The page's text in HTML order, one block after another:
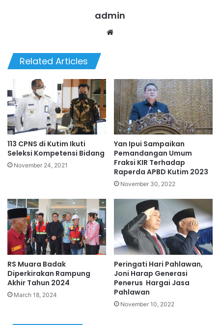
admin
Related Articles
113 CPNS di Kutim Ikuti
Seleksi Kompetensi Bidang
November 24, 2021
Yan Ipui Sampaikan
Pemandangan Umum
Fraksi KIR Terhadap
Raperda APBD Kutim 2023
November 30, 2022
RS Muara Badak
Diperkirakan Rampung
Akhir Tahun 2024
March 18, 2024
Peringati Hari Pahlawan,
Joni Harap Generasi
Penerus Hargai Jasa
Pahlawan
November 10, 2022